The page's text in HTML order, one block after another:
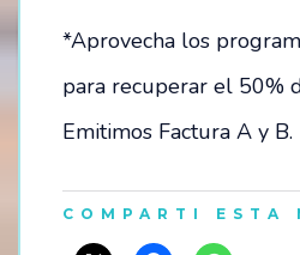
*Aprovecha los
para recuperar el 50%
Emitimos Factura A y B.
COMPARTI ESTA